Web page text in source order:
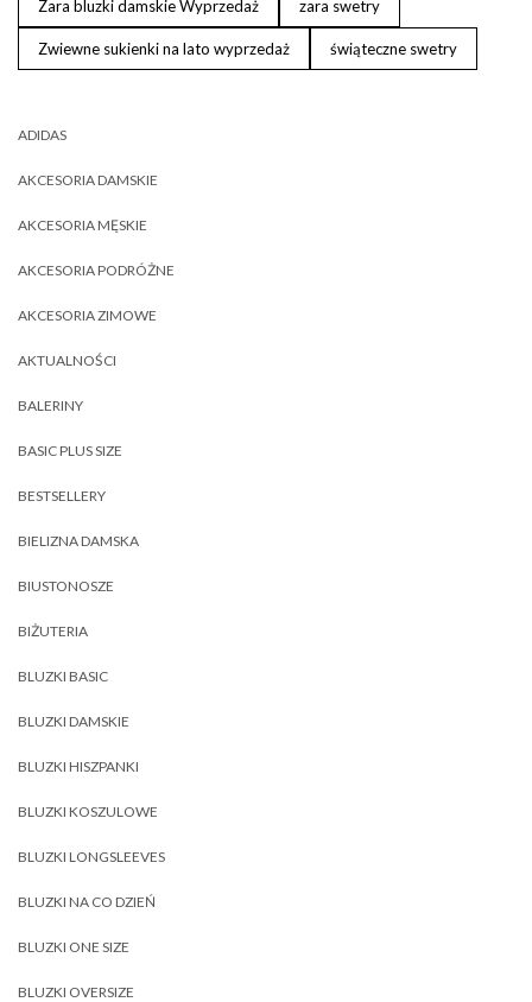
Zara bluzki damskie Wyprzedaż zara swetry
Zwiewne sukienki na lato wyprzedaż świąteczne swetry
ADIDAS
AKCESORIA DAMSKIE
AKCESORIA MĘSKIE
AKCESORIA PODRÓŻNE
AKCESORIA ZIMOWE
AKTUALNOŚCI
BALERINY
BASIC PLUS SIZE
BESTSELLERY
BIELIZNA DAMSKA
BIUSTONOSZE
BIŻUTERIA
BLUZKI BASIC
BLUZKI DAMSKIE
BLUZKI HISZPANKI
BLUZKI KOSZULOWE
BLUZKI LONGSLEEVES
BLUZKI NA CO DZIEŃ
BLUZKI ONE SIZE
BLUZKI OVERSIZE